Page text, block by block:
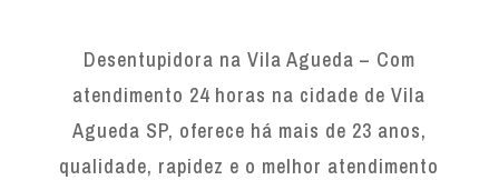
Desentupidora na Vila Agueda – Com
atendimento 24 horas na cidade de Vila
Agueda SP, oferece há mais de 23 anos,
qualidade, rapidez e o melhor atendimento